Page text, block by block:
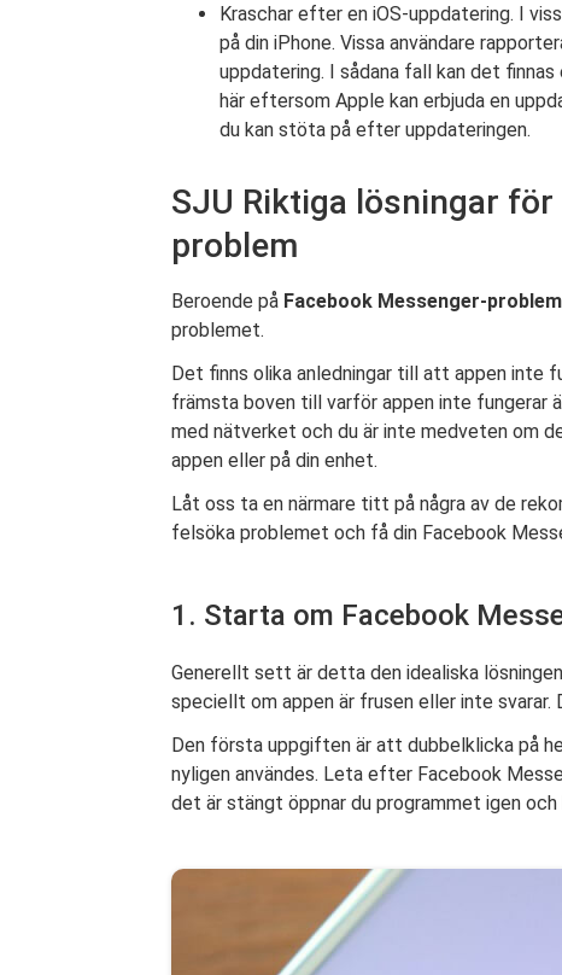
Kraschar efter en iOS-uppdatering. I
på din iPhone. Vissa användare
uppdatering. I sådana fall kan det
här eftersom Apple kan erbjuda en
du kan stöta på efter uppdateringen.
SJU Riktiga lösningar
problem
Beroende på Facebook Messenger-problem
problemet.
Det finns olika anledningar till att appen inte
främsta boven till varför appen inte fungerar
med nätverket och du är inte medveten om
appen eller på din enhet.
Låt oss ta en närmare titt på några av de
felsöka problemet och få din Facebook
1. Starta om Facebook
Generellt sett är detta den idealiska
speciellt om appen är frusen eller inte
Den första uppgiften är att dubbelklicka på
nyligen användes. Leta efter Facebook
det är stängt öppnar du programmet igen